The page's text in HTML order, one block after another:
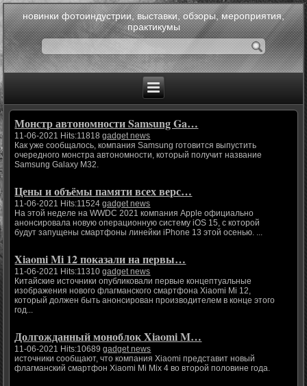
новинки фотоиндустрии, выставки, обзоры, мероприятия,
практикумы
Монстр автономности Samsung Ga…
11-06-2021 Hits:11818gadget news
Как уже сообщалось, компания Samsung готовится выпустить
очередного монстра автономности, который получит название
Samsung Galaxy M32.
Цены и объёмы памяти всех верс…
11-06-2021 Hits:11524gadget news
На этой неделе на WWDC 2021 компания Apple официально
анонсировала новую операционную систему iOS 15, с которой
будут запущены смартфоны линейки iPhone 13 этой осенью. ...
Xiaomi Mi 12 показали на первы…
11-06-2021 Hits:11310gadget news
Китайские источники опубликовали первые концептуальные
изображения нового флагманского смартфона Xiaomi Mi 12,
который должен быть анонсирован производителем в конце этого
год...
Долгожданный моноблок Xiaomi M…
11-06-2021 Hits:10689gadget news
источники сообщают, что компания Xiaomi представит новый
флагманский смартфон Xiaomi Mi Mix 4 во второй половине года.